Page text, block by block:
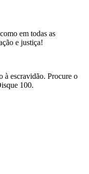
em todas as
e justiça!
à escravidão. Procure o
100.